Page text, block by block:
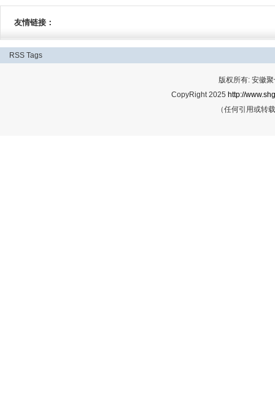
友情链接：
RSS Tags
版权所有: 安徽
CopyRight 2025 http://
（任何引用或转